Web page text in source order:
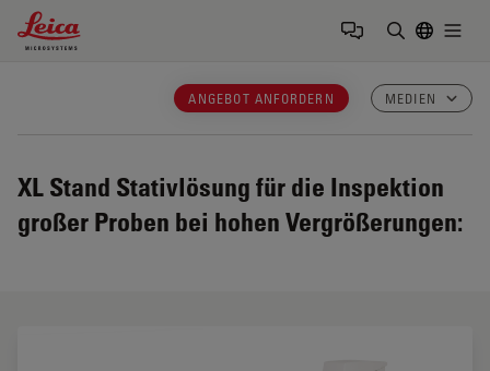
Leica Microsystems Logo
ANGEBOT ANFORDERN MEDIEN
XL Stand Stativlösung für die Inspektion
großer Proben bei hohen Vergrößerungen: